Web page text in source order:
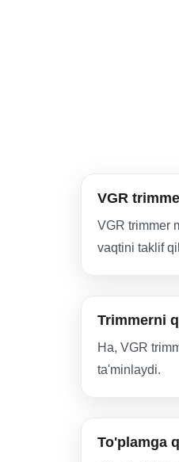
VGR
VGR trimmer
vaqtini taklif
Trimmerni
Ha, VGR
ta'minlaydi.
To'plamga